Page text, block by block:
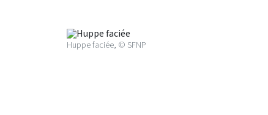
Huppe faciée, © SFNP